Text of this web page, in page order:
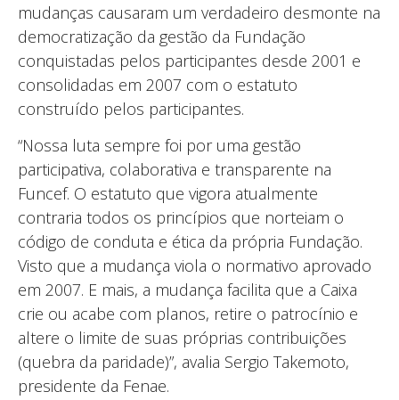
mudanças causaram um verdadeiro desmonte na
democratização da gestão da Fundação
conquistadas pelos participantes desde 2001 e
consolidadas em 2007 com o estatuto
construído pelos participantes.
“Nossa luta sempre foi por uma gestão
participativa, colaborativa e transparente na
Funcef. O estatuto que vigora atualmente
contraria todos os princípios que norteiam o
código de conduta e ética da própria Fundação.
Visto que a mudança viola o normativo aprovado
em 2007. E mais, a mudança facilita que a Caixa
crie ou acabe com planos, retire o patrocínio e
altere o limite de suas próprias contribuições
(quebra da paridade)”, avalia Sergio Takemoto,
presidente da Fenae.